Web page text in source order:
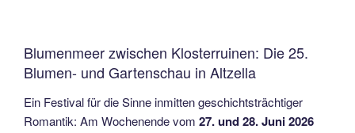
Blumenmeer zwischen Klosterruinen: Die 25.
Blumen- und Gartenschau in Altzella
Ein Festival für die Sinne inmitten geschichtsträchtiger
Romantik: Am Wochenende vom 27. und 28. Juni 2026